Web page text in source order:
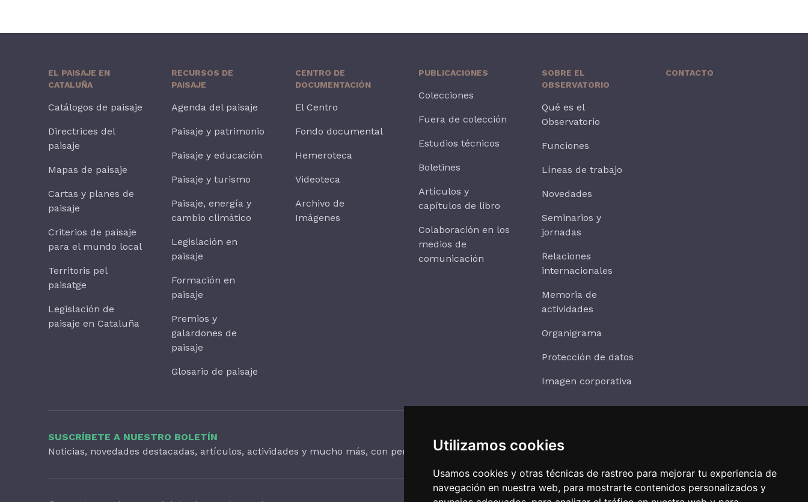
Utilizamos cookies
Usamos cookies y otras técnicas de rastreo para mejorar tu experiencia de
navegación en nuestra web, para mostrarte contenidos personalizados y
EL PAISAJE EN
CATALUÑA
Catálogos de paisaje
Directrices del
paisaje
Mapas de paisaje
Cartas y planes de
paisaje
Criterios de paisaje
para el mundo local
Territoris pel
paisatge
Legislación de
paisaje en Cataluña
RECURSOS DE
PAISAJE
Agenda del paisaje
Paisaje y patrimonio
Paisaje y educación
Paisaje y turismo
Paisaje, energía y
cambio climático
Legislación en
paisaje
Formación en
paisaje
Premios y
galardones de
paisaje
Glosario de paisaje
CENTRO DE
DOCUMENTACIÓN
El Centro
Fondo documental
Hemeroteca
Videoteca
Archivo de
Imágenes
PUBLICACIONES
Colecciones
Fuera de colección
Estudios técnicos
Boletines
Artículos y
capítulos de libro
Colaboración en los
medios de
comunicación
SOBRE EL
OBSERVATORIO
Qué es el
Observatorio
Funciones
Líneas de trabajo
Novedades
Seminarios y
jornadas
Relaciones
internacionales
Memoria de
actividades
Organigrama
Protección de datos
Imagen corporativa
CONTACTO
SUSCRÍBETE A NUESTRO BOLETÍN
Noticias, novedades destacadas, artículos, actividades y mucho más, con periodicidad trimestral.